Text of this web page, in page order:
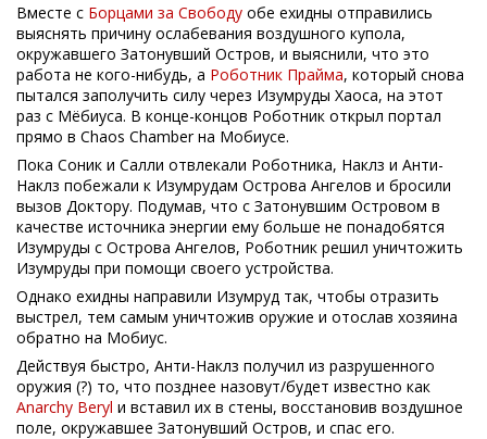
Вместе с Борцами за Свободу обе ехидны отправились
выяснять причину ослабевания воздушного купола,
окружавшего Затонувший Остров, и выяснили, что это
работа не кого-нибудь, а Роботник Прайма, который снова
пытался заполучить силу через Изумруды Хаоса, на этот
раз с Мёбиуса. В конце-концов Роботник открыл портал
прямо в Chaos Chamber на Мобиусе.
Пока Соник и Салли отвлекали Роботника, Наклз и Анти-
Наклз побежали к Изумрудам Острова Ангелов и бросили
вызов Доктору. Подумав, что с Затонувшим Островом в
качестве источника энергии ему больше не понадобятся
Изумруды с Острова Ангелов, Роботник решил уничтожить
Изумруды при помощи своего устройства.
Однако ехидны направили Изумруд так, чтобы отразить
выстрел, тем самым уничтожив оружие и отослав хозяина
обратно на Мобиус.
Действуя быстро, Анти-Наклз получил из разрушенного
оружия (?) то, что позднее назовут/будет известно как
Anarchy Beryl и вставил их в стены, восстановив воздушное
поле, окружавшее Затонувший Остров, и спас его.